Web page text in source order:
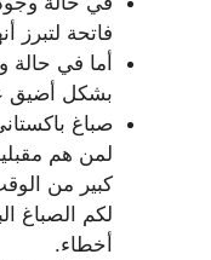
فاتحة لتبرز
أما في حالة
بشكل أضيق
صباغ
لمن هم
كبير من
لكم الصباغ
أخطاء.